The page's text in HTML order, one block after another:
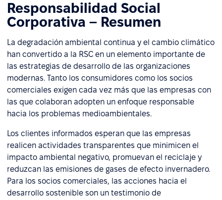
Responsabilidad Social
Corporativa – Resumen
La degradación ambiental continua y el cambio climático
han convertido a la RSC en un elemento importante de
las estrategias de desarrollo de las organizaciones
modernas. Tanto los consumidores como los socios
comerciales exigen cada vez más que las empresas con
las que colaboran adopten un enfoque responsable
hacia los problemas medioambientales.
Los clientes informados esperan que las empresas
realicen actividades transparentes que minimicen el
impacto ambiental negativo, promuevan el reciclaje y
reduzcan las emisiones de gases de efecto invernadero.
Para los socios comerciales, las acciones hacia el
desarrollo sostenible son un testimonio de